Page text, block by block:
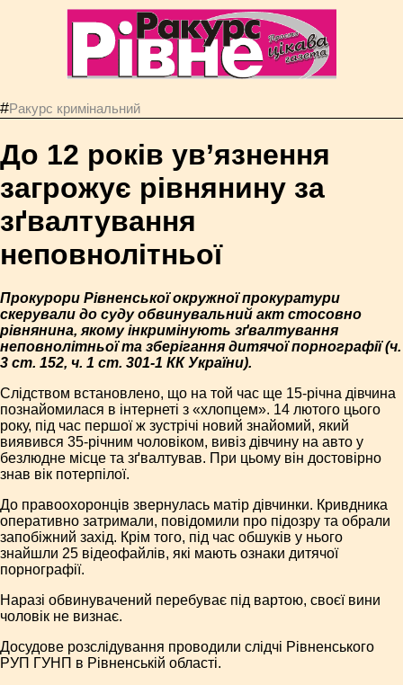
#Ракурс кримінальний
До 12 років ув’язнення
загрожує рівнянину за
зґвалтування
неповнолітньої
Прокурори Рівненської окружної прокуратури
скерували до суду обвинувальний акт стосовно
рівнянина, якому інкримінують зґвалтування
неповнолітньої та зберігання дитячої порнографії (ч.
3 ст. 152, ч. 1 ст. 301-1 КК України).
Слідством встановлено, що на той час ще 15-річна дівчина
познайомилася в інтернеті з «хлопцем». 14 лютого цього
року, під час першої ж зустрічі новий знайомий, який
виявився 35-річним чоловіком, вивіз дівчину на авто у
безлюдне місце та зґвалтував. При цьому він достовірно
знав вік потерпілої.
До правоохоронців звернулась матір дівчинки. Кривдника
оперативно затримали, повідомили про підозру та обрали
запобіжний захід. Крім того, під час обшуків у нього
знайшли 25 відеофайлів, які мають ознаки дитячої
порнографії.
Наразі обвинувачений перебуває під вартою, своєї вини
чоловік не визнає.
Досудове розслідування проводили слідчі Рівненського
РУП ГУНП в Рівненській області.